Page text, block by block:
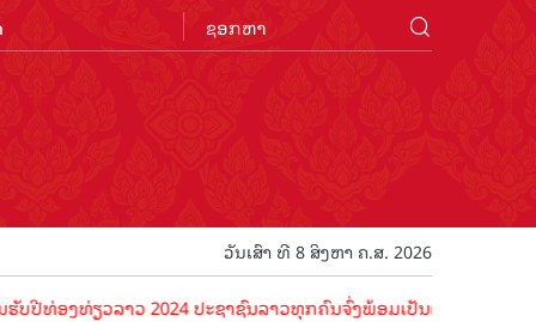
ວັນເສົາ ທີ 8 ສິງຫາ ຄ.ສ. 2026
ທ່ຽວລາວ 2024 ປະຊາຊົນລາວທຸກຄົນຈົ່ງພ້ອມເປັນເຈົ້າພາບທີ່ດີ ຕ້ອນຮັ